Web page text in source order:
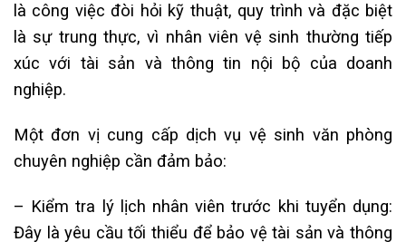
là công việc đòi hỏi kỹ thuật, quy trình và đặc biệt
là sự trung thực, vì nhân viên vệ sinh thường tiếp
xúc với tài sản và thông tin nội bộ của doanh
nghiệp.
Một đơn vị cung cấp dịch vụ vệ sinh văn phòng
chuyên nghiệp cần đảm bảo:
– Kiểm tra lý lịch nhân viên trước khi tuyển dụng:
Đây là yêu cầu tối thiểu để bảo vệ tài sản và thông